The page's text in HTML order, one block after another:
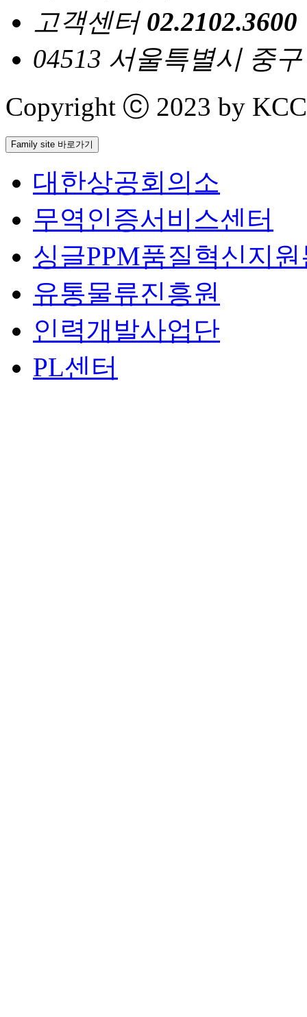
고객센터 02.2102.3600
04513 서울특별시 중
Copyright ⓒ 2023 by
Family site 바로가기
대한상공회의소
무역인증서비스센터
싱글PPM품질혁신지
유통물류진흥원
인력개발사업단
PL센터